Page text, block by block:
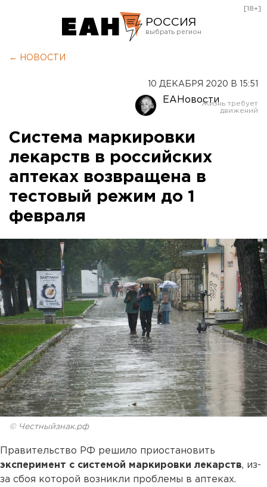
РОССИЯ
Оренбург
[18+]
← НОВОСТИ
10 ДЕКАБРЯ 2020 В 15:51
ЕАНовости
Система маркировки
лекарств в российских
аптеках возвращена в
тестовый режим до 1
февраля
© Честныйзнак.рф
Правительство РФ решило приостановить
эксперимент с системой маркировки лекарств, из-
за сбоя которой возникли проблемы в аптеках.